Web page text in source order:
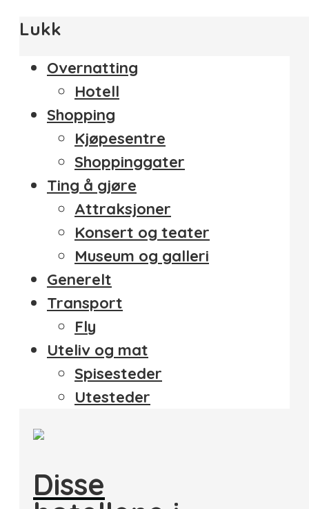
Lukk
Overnatting
Hotell
Shopping
Kjøpesentre
Shoppinggater
Ting å gjøre
Attraksjoner
Konsert og teater
Museum og galleri
Generelt
Transport
Fly
Uteliv og mat
Spisesteder
Utesteder
Disse